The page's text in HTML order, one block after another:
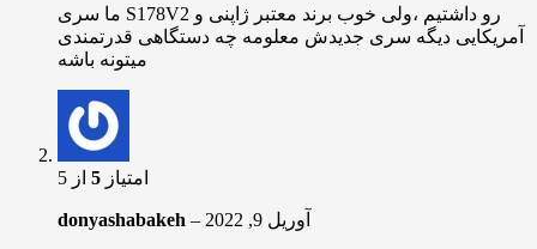
ما سری S178V2 رو داشتیم ،‌ولی خوب برند معتبر ژاپنی و
آمریکایی دیگه سری جدیدش معلومه چه دستگاهی قدرتمندی
میتونه باشه
امتیاز 5 از 5
donyashabakeh – آوریل 9, 2022